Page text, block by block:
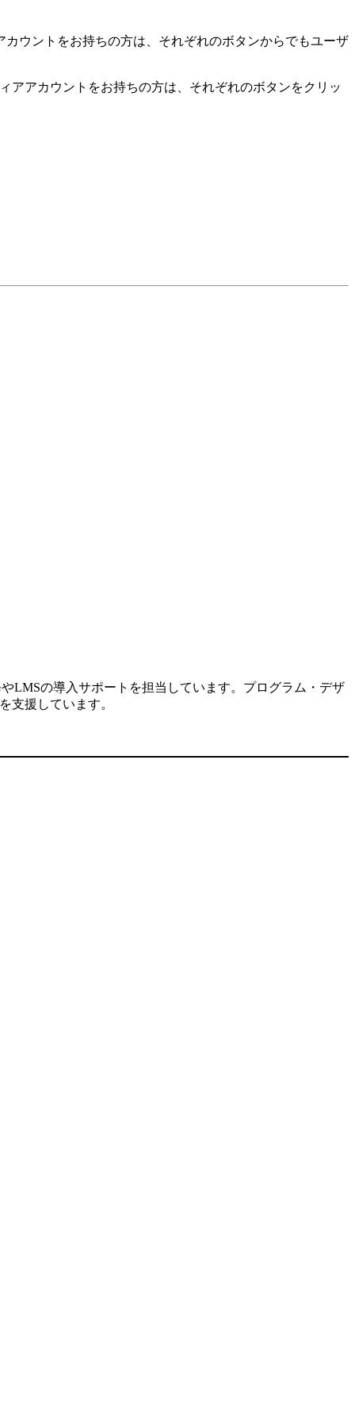
ウントをお持ちの方は、それぞれのボタンからでもユーザ
アアカウントをお持ちの方は、それぞれのボタンをクリッ
LMSの導入サポートを担当しています。プログラム・デザ
支援しています。